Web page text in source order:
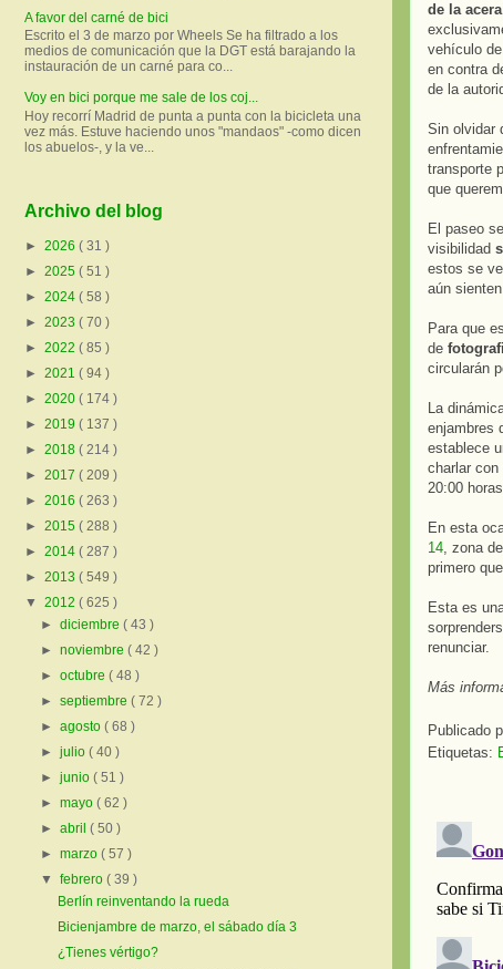
de la acera
vehículo
en contra
de la
Sin olvidar
transporte
que
El paseo
visibilidad
estos se
aún
Para que
de
circularán
La
enjambres
establece
charlar
20:00
En esta
14, zona
primero
Esta es
renunciar.
Más
Publicado
Etiquetas:
A favor del carné de bici
Escrito el 3 de marzo por Wheels Se ha filtrado a los
medios de comunicación que la DGT está barajando la
instauración de un carné para co...
Voy en bici porque me sale de los coj...
Hoy recorrí Madrid de punta a punta con la bicicleta una
vez más. Estuve haciendo unos "mandaos" -como dicen
los abuelos-, y la ve...
Archivo del blog
► 2026 ( 31 )
► 2025 ( 51 )
► 2024 ( 58 )
► 2023 ( 70 )
► 2022 ( 85 )
► 2021 ( 94 )
► 2020 ( 174 )
► 2019 ( 137 )
► 2018 ( 214 )
► 2017 ( 209 )
► 2016 ( 263 )
► 2015 ( 288 )
► 2014 ( 287 )
► 2013 ( 549 )
▼ 2012 ( 625 )
►diciembre( 43 )
►noviembre( 42 )
►octubre( 48 )
►septiembre( 72 )
►agosto( 68 )
►julio( 40 )
►junio( 51 )
►mayo( 62 )
►abril( 50 )
►marzo( 57 )
▼febrero( 39 )
Berlín reinventando la rueda
Bicienjambre de marzo, el sábado día 3
¿Tienes vértigo?